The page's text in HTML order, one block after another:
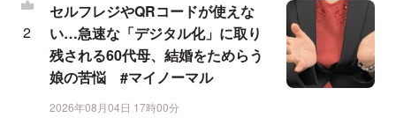
セルフレジやQRコードが使えな
い…急速な「デジタル化」に取り
残される60代母、結婚をためらう
娘の苦悩 #マイノーマル
2026年08月04日 17時00分